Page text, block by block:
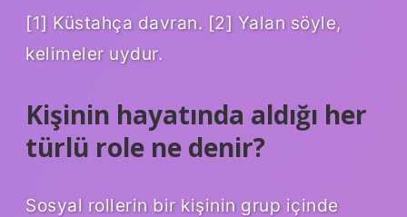
[1] Küstahça davran. [2] Yalan söyle,
kelimeler uydur.
Kişinin hayatında aldığı her
türlü role ne denir?
Sosyal rollerin bir kişinin grup içinde